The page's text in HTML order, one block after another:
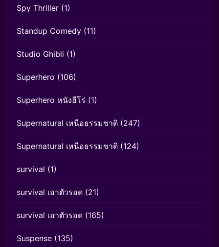
Spy Thriller (1)
Standup Comedy (11)
Studio Ghibli (1)
Superhero (106)
Superhero หนังฮีโร่ (1)
Supernatural เหนือธรรมชาติ (247)
Supernatural เหนือธรรมชาติ (124)
survival (1)
survival เอาตัวรอด (21)
survival เอาตัวรอด (165)
Suspense (135)